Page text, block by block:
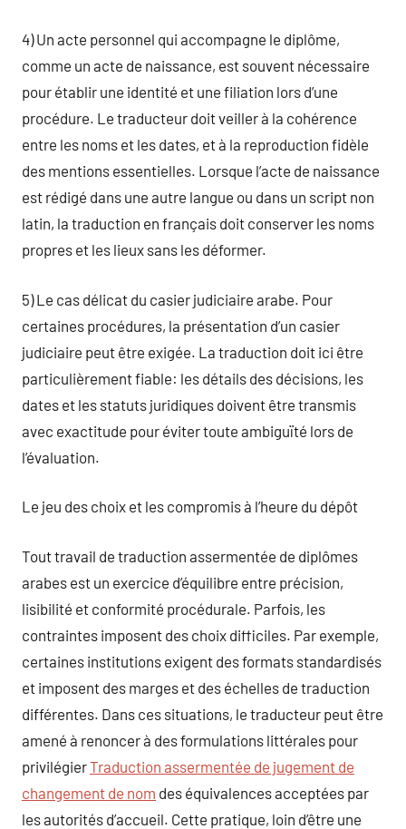
4) Un acte personnel qui accompagne le diplôme,
comme un acte de naissance, est souvent nécessaire
pour établir une identité et une filiation lors d’une
procédure. Le traducteur doit veiller à la cohérence
entre les noms et les dates, et à la reproduction fidèle
des mentions essentielles. Lorsque l’acte de naissance
est rédigé dans une autre langue ou dans un script non
latin, la traduction en français doit conserver les noms
propres et les lieux sans les déformer.
5) Le cas délicat du casier judiciaire arabe. Pour
certaines procédures, la présentation d’un casier
judiciaire peut être exigée. La traduction doit ici être
particulièrement fiable: les détails des décisions, les
dates et les statuts juridiques doivent être transmis
avec exactitude pour éviter toute ambiguïté lors de
l’évaluation.
Le jeu des choix et les compromis à l’heure du dépôt
Tout travail de traduction assermentée de diplômes
arabes est un exercice d’équilibre entre précision,
lisibilité et conformité procédurale. Parfois, les
contraintes imposent des choix difficiles. Par exemple,
certaines institutions exigent des formats standardisés
et imposent des marges et des échelles de traduction
différentes. Dans ces situations, le traducteur peut être
amené à renoncer à des formulations littérales pour
privilégierTraduction assermentée de jugement de
changement de nom des équivalences acceptées par
les autorités d’accueil. Cette pratique, loin d’être une